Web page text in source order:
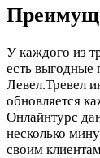
У каждого из
есть выгодные
Левел.Тревел
обновляется
Онлайнтурс
несколько
своим